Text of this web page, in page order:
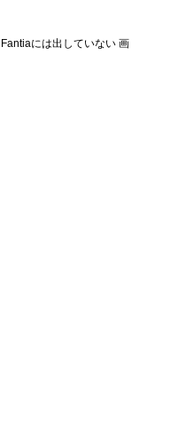
には出していない 画